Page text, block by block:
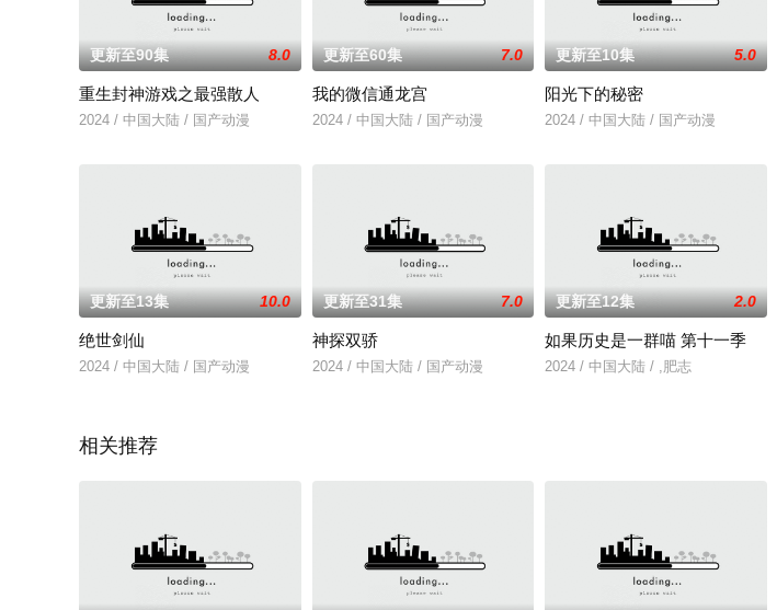
更新至90集 8.0
重生封神游戏之最强散人
2024 / 中国大陆 / 国产动漫
更新至60集 7.0
我的微信通龙宫
2024 / 中国大陆 / 国产动漫
更新至10集 5.0
阳光下的秘密
2024 / 中国大陆 / 国产动漫
更新至13集 10.0
绝世剑仙
2024 / 中国大陆 / 国产动漫
更新至31集 7.0
神探双骄
2024 / 中国大陆 / 国产动漫
更新至12集 2.0
如果历史是一群喵 第十一季
2024 / 中国大陆 / ,肥志
相关推荐